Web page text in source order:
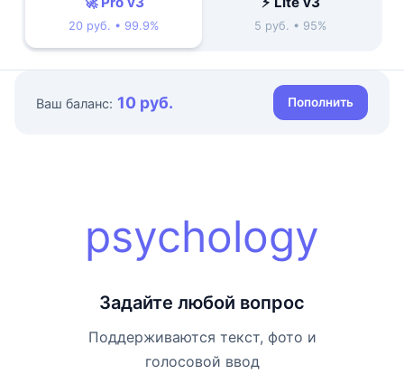
20 руб. • 99.9% 5 руб. • 95%
Ваш баланс: 10 руб. Пополнить
psychology
Задайте любой вопрос
Поддерживаются текст, фото и
голосовой ввод